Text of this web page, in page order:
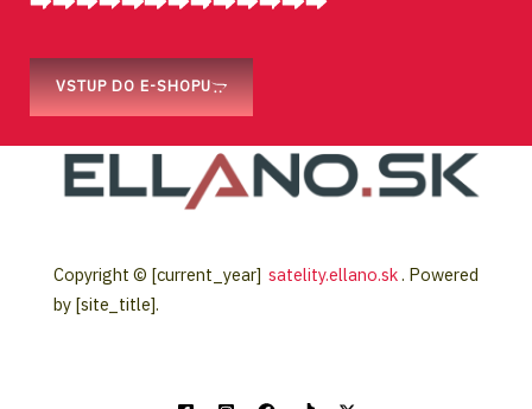
VSTUP DO E-SHOPU
Copyright © [current_year] satelity.ellano.sk. Powered
by [site_title].